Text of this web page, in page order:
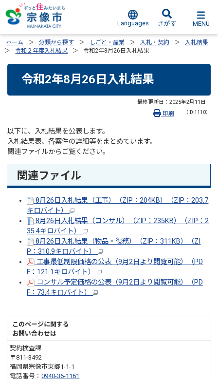
Languages さがす MENU
ホーム 分類から探す しごと・産業 入札・契約
入札結果
令和２年度入札結果
令和2年8月26日入札結果
令和2年8月26日入札結果
最終更新日： 2025年2月11日
（ID:1110）
印刷
以下に、入札結果を公表します。
入札結果表、各案件の詳細等をまとめています。
関連ファイルからご覧ください。
関連ファイル
8月26日入札結果（工事）（ZIP：204KB）（ZIP：203.7
キロバイト）
8月26日入札結果（コンサル）（ZIP：235KB）（ZIP：2
35.4キロバイト）
8月26日入札結果（物品・役務）（ZIP：311KB）（ZI
P：310.9キロバイト）
工事最低制限価格の公表（9月2日より閲覧可能）（PD
F：121.1キロバイト）
コンサル予定価格の公表（9月2日より閲覧可能）（PD
F：73.4キロバイト）
このページに関する
お問い合わせは
契約検査課
〒811-3492
福岡県宗像市東郷1-1-1
電話番号：0940-36-1161